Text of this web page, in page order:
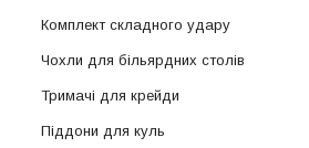
Комплект складного удару
Чохли для більярдних столів
Тримачі для крейди
Піддони для куль